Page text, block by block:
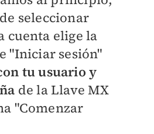
seleccionar
cuenta elige la
"Iniciar sesión"
tu usuario y
de la Llave MX
"Comenzar